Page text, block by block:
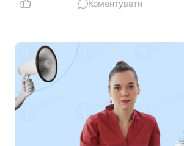
оборотного капіталу за нижчою
Коментувати